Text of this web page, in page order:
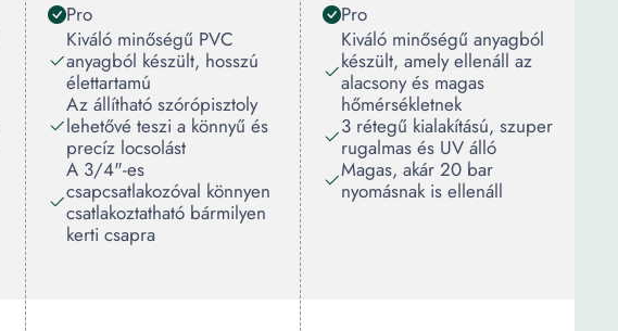
Pro
Kiváló minőségű PVC
anyagból készült, hosszú
élettartamú
Az állítható szórópisztoly
lehetővé teszi a könnyű és
precíz locsolást
A 3/4"-es
csapcsatlakozóval könnyen
csatlakoztatható bármilyen
kerti csapra
Pro
Kiváló minőségű anyagból
készült, amely ellenáll az
alacsony és magas
hőmérsékletnek
3 rétegű kialakítású, szuper
rugalmas és UV álló
Magas, akár 20 bar
nyomásnak is ellenáll